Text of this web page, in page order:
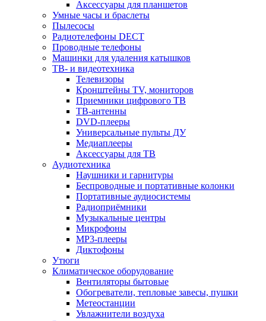
Аксессуары для планшетов
Умные часы и браслеты
Пылесосы
Радиотелефоны DECT
Проводные телефоны
Машинки для удаления катышков
ТВ- и видеотехника
Телевизоры
Кронштейны TV, мониторов
Приемники цифрового ТВ
ТВ-антенны
DVD-плееры
Универсальные пульты ДУ
Медиаплееры
Аксессуары для ТВ
Аудиотехника
Наушники и гарнитуры
Беспроводные и портативные колонки
Портативные аудиосистемы
Радиоприёмники
Музыкальные центры
Микрофоны
MP3-плееры
Диктофоны
Утюги
Климатическое оборудование
Вентиляторы бытовые
Обогреватели, тепловые завесы, пушки
Метеостанции
Увлажнители воздуха